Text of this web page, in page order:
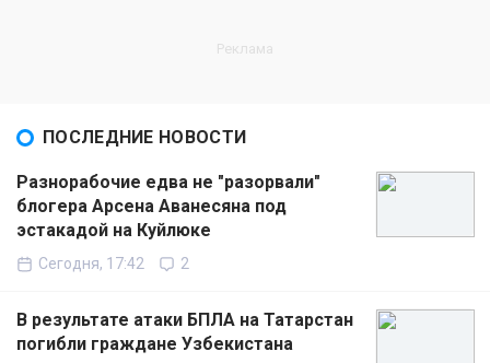
ПОСЛЕДНИЕ НОВОСТИ
Разнорабочие едва не "разорвали"
блогера Арсена Аванесяна под
эстакадой на Куйлюке
Сегодня, 17:42 2
В результате атаки БПЛА на Татарстан
погибли граждане Узбекистана